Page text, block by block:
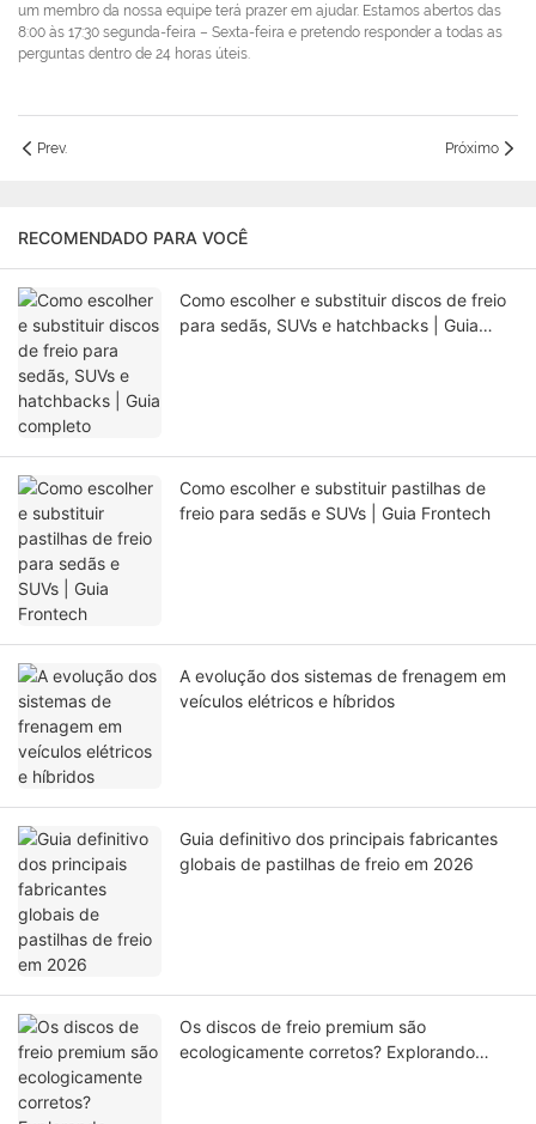
um membro da nossa equipe terá prazer em ajudar. Estamos abertos das
8:00 às 17:30 segunda-feira – Sexta-feira e pretendo responder a todas as
perguntas dentro de 24 horas úteis.
Prev. Próximo
RECOMENDADO PARA VOCÊ
Como escolher e substituir discos de freio
para sedãs, SUVs e hatchbacks | Guia
Como escolher e substituir pastilhas de
freio para sedãs e SUVs | Guia Frontech
A evolução dos sistemas de frenagem em
veículos elétricos e híbridos
Guia definitivo dos principais fabricantes
globais de pastilhas de freio em 2026
Os discos de freio premium são
ecologicamente corretos? Explorando